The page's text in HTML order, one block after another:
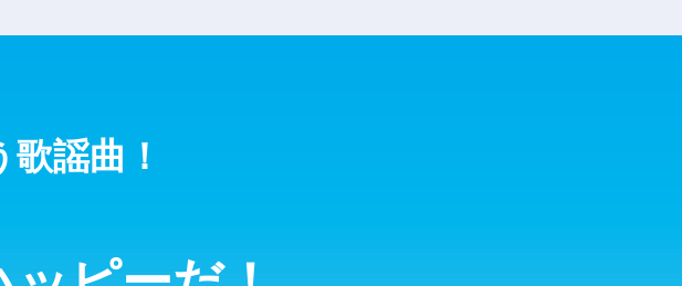
謡曲！